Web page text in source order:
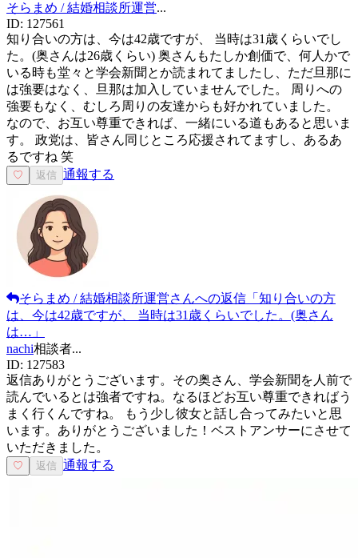
そらまめ / 結婚相談所運営...
ID: 127561
知り合いの方は、今は42歳ですが、 当時は31歳くらいでし
た。(奥さんは26歳くらい) 奥さんもたしか創価で、何人かで
いる時も堂々と学会新聞とか読まれてましたし、ただ旦那に
は強要はなく、旦那は加入していませんでした。 周りへの
強要もなく、むしろ周りの友達からも好かれていました。
なので、お互い尊重できれば、一緒にいる道もあると思いま
す。 政党は、皆さん同じところ応援されてますし、あるあ
るですね 笑
♡ 返信 通報する
そらまめ / 結婚相談所運営さんへの返信 「 知り合いの方
は、今は42歳ですが、 当時は31歳くらいでした。(奥さん
は… 」
nachi相談者...
ID: 127583
返信ありがとうございます。その奥さん、学会新聞を人前で
読んでいるとは強者ですね。なるほどお互い尊重できればう
まく行くんですね。 もう少し彼女と話し合ってみたいと思
います。ありがとうございました！ベストアンサーにさせて
いただきました。
♡ 返信 通報する